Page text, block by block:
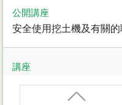
公開講座
安全使用挖土機及有關
講座
職業健康大奬2026-27